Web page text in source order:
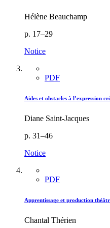
Hélène Beauchamp
p. 17–29
Notice
PDF
Aides et obstacles à l’expression
Diane Saint-Jacques
p. 31–46
Notice
PDF
Apprentissage et production
Chantal Thérien